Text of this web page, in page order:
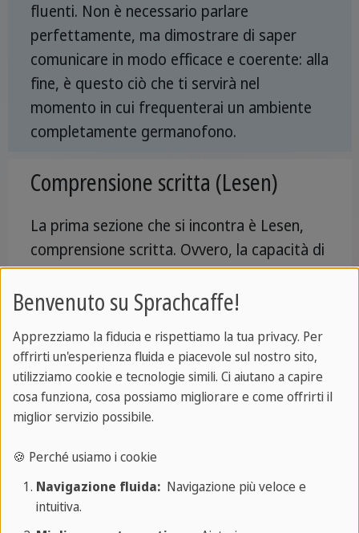
fluenti. Non è necessario parlare
perfettamente, ma dimostrare di saper
comunicare in modo efficace e coerente: alla
fine, è questo ciò che ti servirà nel
momento in cui frequenterai un ambiente
completamente germanofono.
Comprensione scritta (Lesen)
La prima sezione che si incontra è Lesen,
comprensione scritta. Ovvero, la capacità di
comprendere testi di diversa natura e
complessità.
Di solito questa parte comprende tre testi.
Il primo è più accessibile e tratta di temi
quotidiani o informativi. Il secondo è più
strutturato, in genere di carattere
tipicamente accademico, con un linguaggio
più tecnico e meno immediato.
Benvenuto su Sprachcaffe!
Apprezziamo la fiducia e rispettiamo la tua privacy. Per
offrirti un'esperienza fluida e piacevole sul nostro sito,
utilizziamo cookie e tecnologie simili. Ci aiutano a capire
cosa funziona, cosa possiamo migliorare e come offrirti il
miglior servizio possibile.
🍪 Perché usiamo i cookie
Navigazione fluida:Navigazione più veloce e
intuitiva.